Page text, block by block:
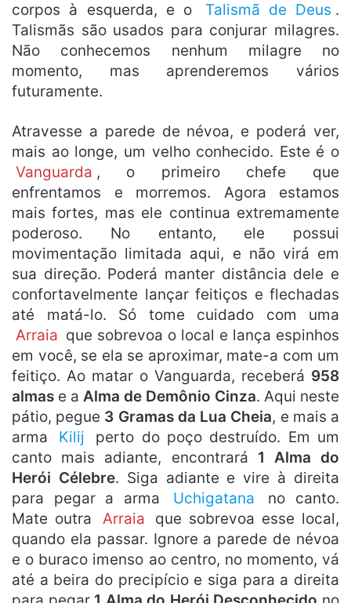
corpos à esquerda, e o
Talismã de Deus .
Talismãs são usados para conjurar milagres.
Não conhecemos nenhum milagre no
momento, mas aprenderemos vários
futuramente.
Atravesse a parede de névoa, e poderá ver,
mais ao longe, um velho conhecido. Este é o
Vanguarda , o primeiro chefe que
enfrentamos e morremos. Agora estamos
mais fortes, mas ele continua extremamente
poderoso. No entanto, ele possui
movimentação limitada aqui, e não virá em
sua direção. Poderá manter distância dele e
confortavelmente lançar feitiços e flechadas
até matá-lo. Só tome cuidado com uma
Arraia que sobrevoa o local e lança espinhos
em você, se ela se aproximar, mate-a com um
feitiço. Ao matar o Vanguarda, receberá 958
almas e a Alma de Demônio Cinza. Aqui neste
pátio, pegue 3 Gramas da Lua Cheia, e mais a
arma
Kilij
perto do poço destruído. Em um
canto mais adiante, encontrará 1 Alma do
Herói Célebre. Siga adiante e vire à direita
para pegar a arma
Uchigatana
no canto.
Mate outra
Arraia
que sobrevoa esse local,
quando ela passar. Ignore a parede de névoa
e o buraco imenso ao centro, no momento, vá
até a beira do precipício e siga para a direita